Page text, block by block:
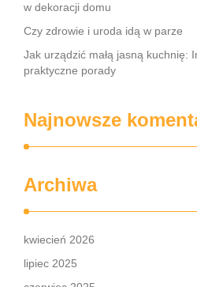
w dekoracji domu
Czy zdrowie i uroda idą w parze
Jak urządzić małą jasną kuchnię:
praktyczne porady
Najnowsze
Archiwa
kwiecień 2026
lipiec 2025